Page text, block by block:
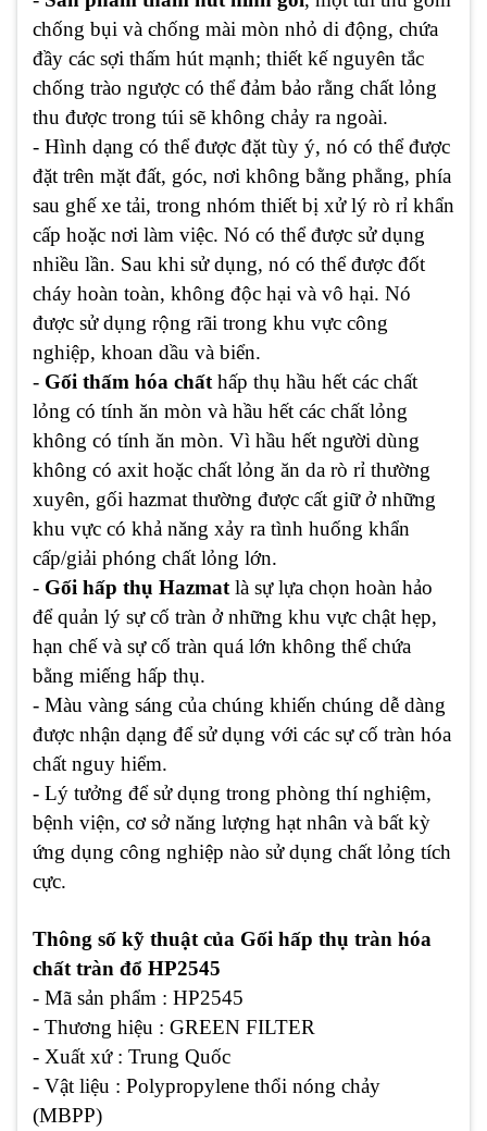
chống bụi và chống mài mòn nhỏ di động, chứa
đầy các sợi thấm hút mạnh; thiết kế nguyên tắc
chống trào ngược có thể đảm bảo rằng chất lỏng
thu được trong túi sẽ không chảy ra ngoài.
- Hình dạng có thể được đặt tùy ý, nó có thể được
đặt trên mặt đất, góc, nơi không bằng phẳng, phía
sau ghế xe tải, trong nhóm thiết bị xử lý rò rỉ khẩn
cấp hoặc nơi làm việc. Nó có thể được sử dụng
nhiều lần. Sau khi sử dụng, nó có thể được đốt
cháy hoàn toàn, không độc hại và vô hại. Nó
được sử dụng rộng rãi trong khu vực công
nghiệp, khoan dầu và biển.
- Gối thấm hóa chất hấp thụ hầu hết các chất
lỏng có tính ăn mòn và hầu hết các chất lỏng
không có tính ăn mòn. Vì hầu hết người dùng
không có axit hoặc chất lỏng ăn da rò rỉ thường
xuyên, gối hazmat thường được cất giữ ở những
khu vực có khả năng xảy ra tình huống khẩn
cấp/giải phóng chất lỏng lớn.
- Gối hấp thụ Hazmat là sự lựa chọn hoàn hảo
để quản lý sự cố tràn ở những khu vực chật hẹp,
hạn chế và sự cố tràn quá lớn không thể chứa
bằng miếng hấp thụ.
- Màu vàng sáng của chúng khiến chúng dễ dàng
được nhận dạng để sử dụng với các sự cố tràn hóa
chất nguy hiểm.
- Lý tưởng để sử dụng trong phòng thí nghiệm,
bệnh viện, cơ sở năng lượng hạt nhân và bất kỳ
ứng dụng công nghiệp nào sử dụng chất lỏng tích
cực.
Thông số kỹ thuật của Gối hấp thụ tràn hóa
chất tràn đổ HP2545
- Mã sản phẩm : HP2545
- Thương hiệu : GREEN FILTER
- Xuất xứ : Trung Quốc
- Vật liệu : Polypropylene thổi nóng chảy
(MBPP)